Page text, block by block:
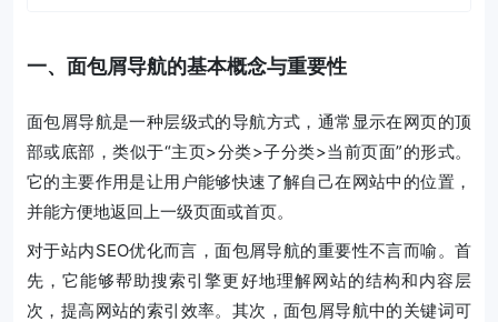
一、面包屑导航的基本概念与重要性
面包屑导航是一种层级式的导航方式，通常显示在网页的顶
部或底部，类似于“主页>分类>子分类>当前页面”的形式。
它的主要作用是让用户能够快速了解自己在网站中的位置，
并能方便地返回上一级页面或首页。
对于站内SEO优化而言，面包屑导航的重要性不言而喻。首
先，它能够帮助搜索引擎更好地理解网站的结构和内容层
次，提高网站的索引效率。其次，面包屑导航中的关键词可